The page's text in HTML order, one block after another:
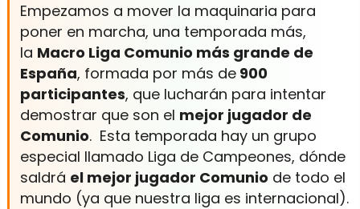
Empezamos a mover la maquinaria para
poner en marcha, una temporada más,
la Macro Liga Comunio más grande de
España, formada por más de 900
participantes, que lucharán para intentar
demostrar que son el mejor jugador de
Comunio. Esta temporada hay un grupo
especial llamado Liga de Campeones, dónde
saldrá el mejor jugador Comunio de todo el
mundo (ya que nuestra liga es internacional).